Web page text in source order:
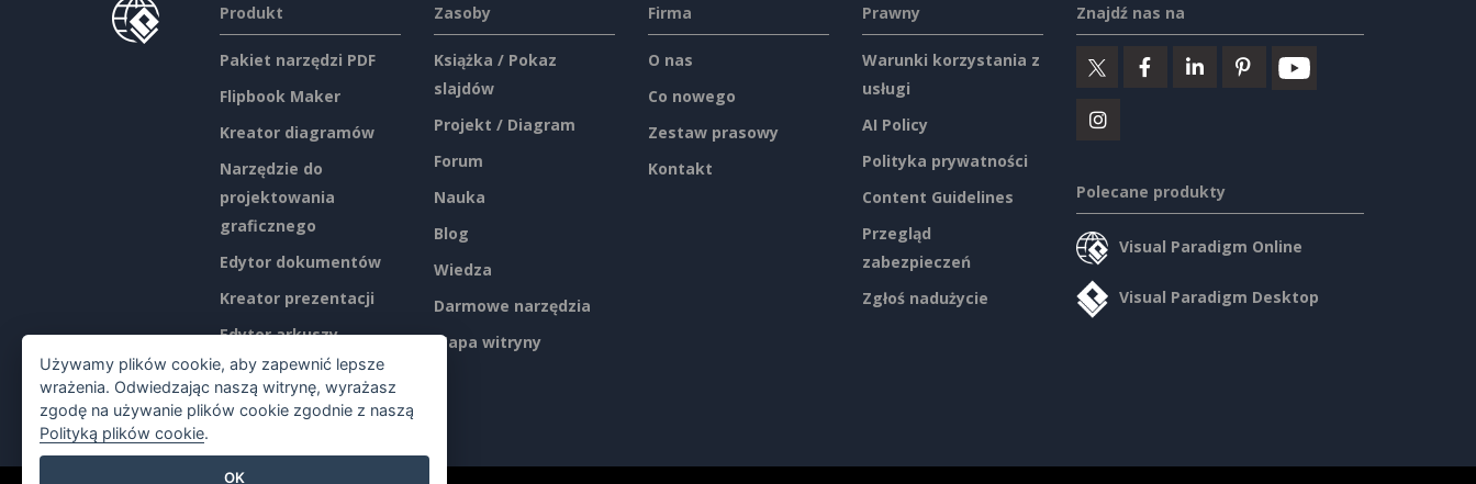
Produkt
Pakiet narzędzi PDF
Flipbook Maker
Kreator diagramów
Narzędzie do
projektowania
graficznego
Edytor dokumentów
Kreator prezentacji
Edytor arkuszy
kalkulacyjnych
Ceny
Zasoby
Książka / Pokaz
slajdów
Projekt / Diagram
Forum
Nauka
Blog
Wiedza
Darmowe narzędzia
Mapa witryny
Firma
O nas
Co nowego
Zestaw prasowy
Kontakt
Prawny
Warunki korzystania z
usługi
AI Policy
Polityka prywatności
Content Guidelines
Przegląd
zabezpieczeń
Zgłoś nadużycie
Znajdź nas na
Polecane produkty
Visual Paradigm Online
Visual Paradigm Desktop
Używamy plików cookie, aby zapewnić lepsze
wrażenia. Odwiedzając naszą witrynę, wyrażasz
zgodę na używanie plików cookie zgodnie z naszą
Polityką plików cookie.
OK